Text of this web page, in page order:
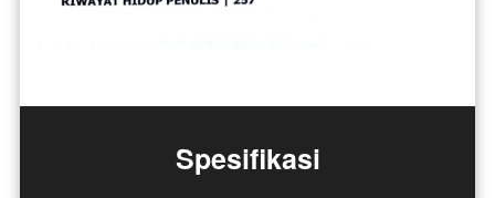
Spesifikasi